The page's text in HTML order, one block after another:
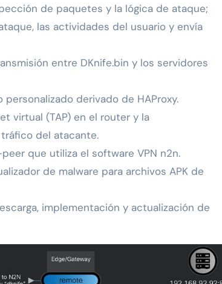
de paquetes y la lógica de ataque;
las actividades del usuario y envía
entre DKnife.bin y los servidores
derivado de HAProxy.
virtual (TAP) en el router y la
del atacante.
que utiliza el software VPN n2n.
de malware para archivos APK de
implementación y actualización de